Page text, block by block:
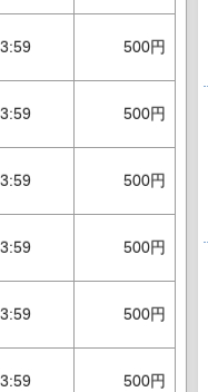
500円
500円
500円
500円
500円
500円